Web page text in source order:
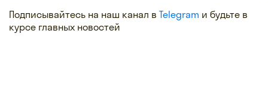
Подписывайтесь на наш канал в Telegram и будьте в
курсе главных новостей